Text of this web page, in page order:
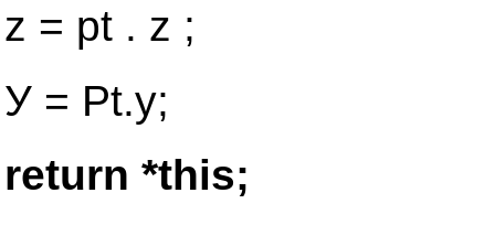
z = pt . z ;
У = Pt.y;
return *this;